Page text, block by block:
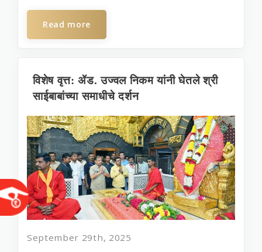
Read more
विशेष वृत्त: ॲड. उज्‍वल निकम यांनी घेतले श्री
साईबाबांच्या समाधीचे दर्शन
September 29th, 2025